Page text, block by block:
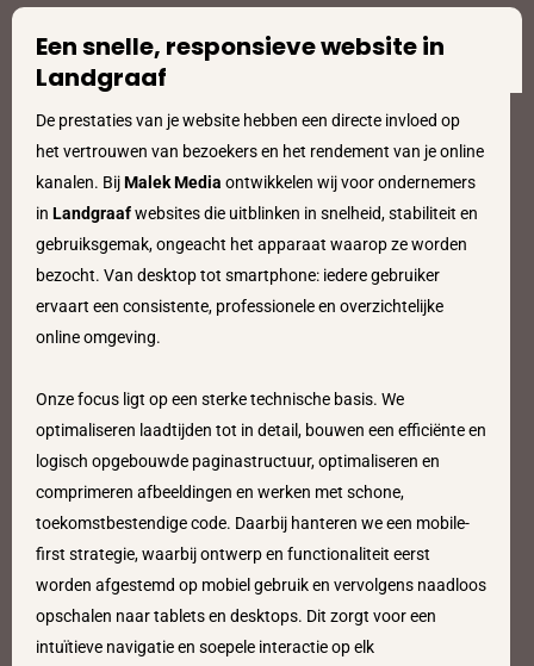
Een snelle, responsieve website in
Landgraaf
De prestaties van je website hebben een directe invloed op
het vertrouwen van bezoekers en het rendement van je online
kanalen. BijMalek Media ontwikkelen wij voor ondernemers
in Landgraafwebsites die uitblinken in snelheid, stabiliteit en
gebruiksgemak, ongeacht het apparaat waarop ze worden
bezocht. Van desktop tot smartphone: iedere gebruiker
ervaart een consistente, professionele en overzichtelijke
online omgeving.
Onze focus ligt op een sterke technische basis. We
optimaliseren laadtijden tot in detail, bouwen een efficiënte en
logisch opgebouwde paginastructuur, optimaliseren en
comprimeren afbeeldingen en werken met schone,
toekomstbestendige code. Daarbij hanteren we een mobile-
first strategie, waarbij ontwerp en functionaliteit eerst
worden afgestemd op mobiel gebruik en vervolgens naadloos
opschalen naar tablets en desktops. Dit zorgt voor een
intuïtieve navigatie en soepele interactie op elk